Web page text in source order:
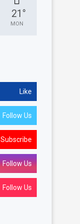
21 °
MON
Like
Follow Us
Subscribe
Follow Us
Follow Us